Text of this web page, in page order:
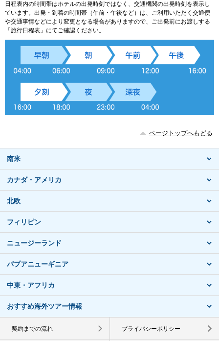
日程表内の時間帯はホテルの出発時刻ではなく、交通機関の出発時刻を表示し
ています。出発・到着の時間帯（午前・午後など）は、ご利用いただく交通便
や交通事情などにより変更となる場合がありますので、ご出発前にお渡しする
「旅行日程表」にてご確認ください。
ページトップへもどる
南米
カナダ・アメリカ
北欧
フィリピン
ニュージーランド
パプアニューギニア
中東・アフリカ
おすすめ海外ツアー情報
契約までの流れ プライバシーポリシー